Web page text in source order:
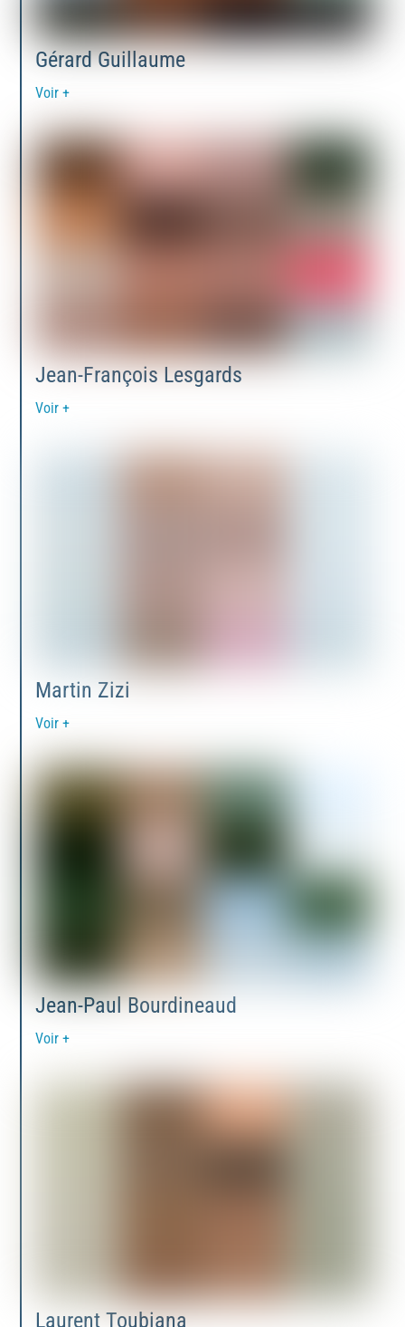
Gérard Guillaume
Voir +
Jean-François Lesgards
Voir +
Martin Zizi
Voir +
Jean-Paul Bourdineaud
Voir +
Laurent Toubiana